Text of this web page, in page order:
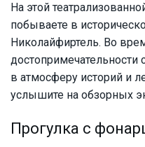
На этой
побываете в
Николайфиртель. Во
достопримечательности
в атмосферу историй и
услышите на обзорных
Прогулка с